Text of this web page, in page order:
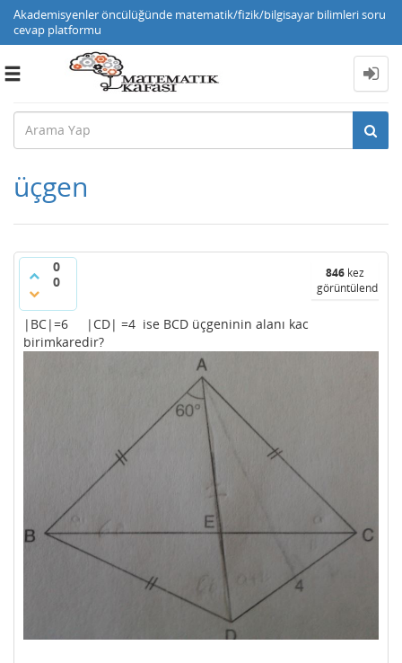
Akademisyenler öncülüğünde matematik/fizik/bilgisayar bilimleri soru
cevap platformu
Toggle
üçgen
0
0
846 kez
görüntülendi
|BC|=6 |CD| =4 ise BCD üçgeninin alanı kac
birimkaredir?